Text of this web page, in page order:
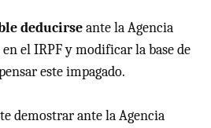
deducirseante la Agencia
el IRPF y modificar la base de
este impagado.
demostrar ante la Agencia